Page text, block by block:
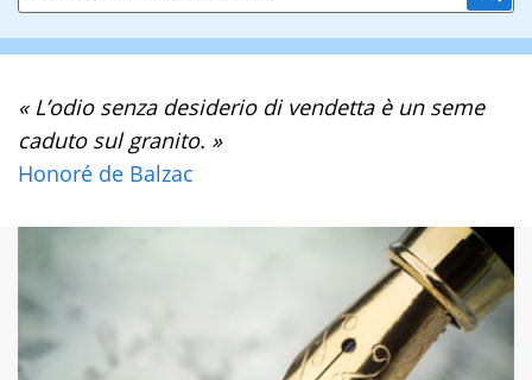
« L’odio senza desiderio di vendetta è un seme
caduto sul granito. »
Honoré de Balzac